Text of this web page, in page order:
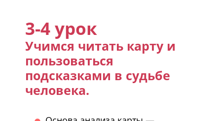
3-4 урок
Учимся читать карту и
пользоваться
подсказками в судьбе
человека.